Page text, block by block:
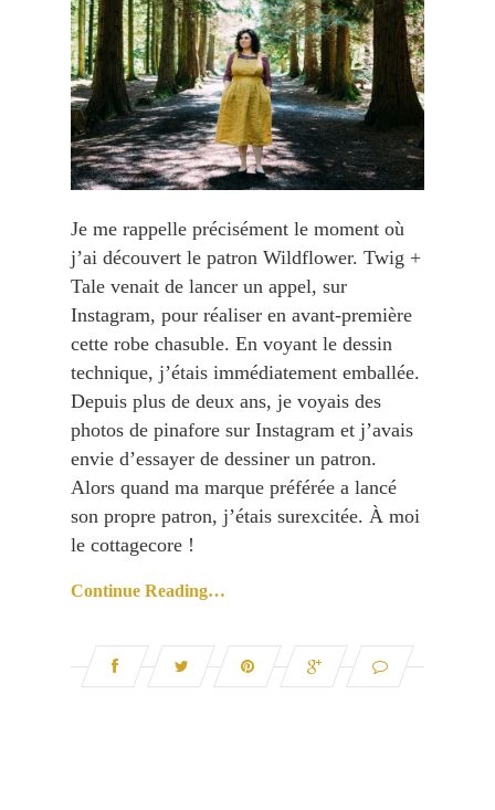
Je me rappelle précisément le moment où
j’ai découvert le patron Wildflower. Twig +
Tale venait de lancer un appel, sur
Instagram, pour réaliser en avant-première
cette robe chasuble. En voyant le dessin
technique, j’étais immédiatement emballée.
Depuis plus de deux ans, je voyais des
photos de pinafore sur Instagram et j’avais
envie d’essayer de dessiner un patron.
Alors quand ma marque préférée a lancé
son propre patron, j’étais surexcitée. À moi
le cottagecore !
Continue Reading…